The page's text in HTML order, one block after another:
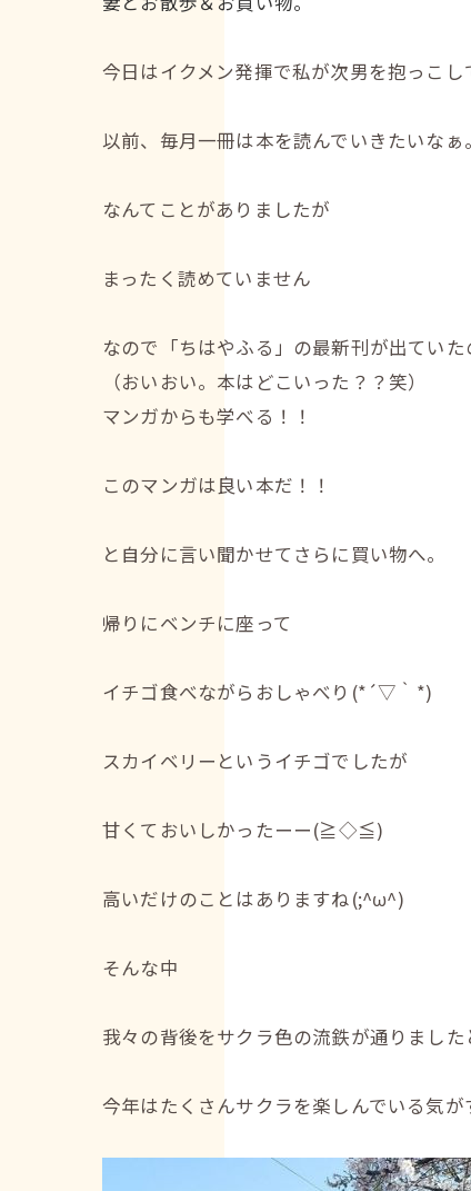
今日はイクメン発揮で私が次男を抱っこし
以前、毎月一冊は本を読んでいきたいなぁ。
なんてことがありましたが
まったく読めていません
なので「ちはやふる」の最新刊が出てい
（おいおい。本はどこいった？？笑）
マンガからも学べる！！
このマンガは良い本だ！！
と自分に言い聞かせてさらに買い物へ。
帰りにベンチに座って
イチゴ食べながらおしゃべり(*´▽｀*)
スカイベリーというイチゴでしたが
甘くておいしかったーー(≧◇≦)
高いだけのことはありますね(;^ω^)
そんな中
我々の背後をサクラ色の流鉄が通りまし
今年はたくさんサクラを楽しんでいる気